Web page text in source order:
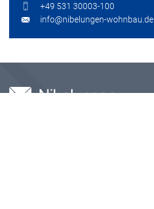
+49 531 30003-100
info@nibelungen-wohnbau.de